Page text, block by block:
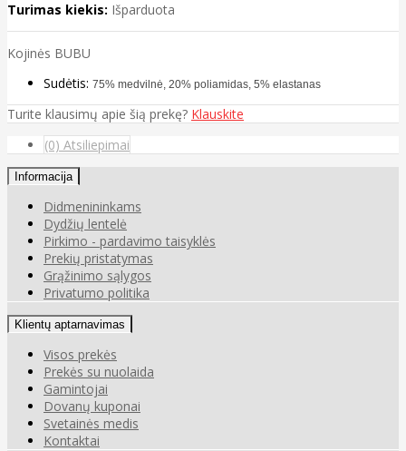
Turimas kiekis: Išparduota
Kojinės BUBU
Sudėtis: 75% medvilnė, 20% poliamidas, 5% elastanas
Turite klausimų apie šią prekę? Klauskite
(0) Atsiliepimai
Informacija
Didmenininkams
Dydžių lentelė
Pirkimo - pardavimo taisyklės
Prekių pristatymas
Grąžinimo sąlygos
Privatumo politika
Klientų aptarnavimas
Visos prekės
Prekės su nuolaida
Gamintojai
Dovanų kuponai
Svetainės medis
Kontaktai